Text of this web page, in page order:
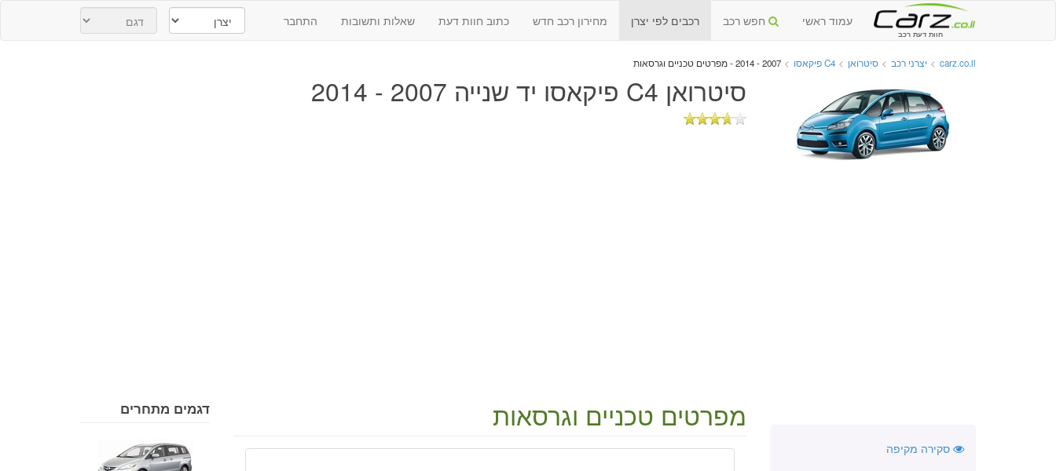
חוות דעת רכב
עמוד ראשי חפש רכב רכבים לפי יצרן מחירון רכב חדש כתוב חוות דעת שאלות ותשובות התחבר
carz.co.il
> יצרני רכב > סיטרואן > C4 פיקאסו > 2007 - 2014 - מפרטים טכניים וגרסאות
סיטרואן C4 פיקאסו יד שנייה 2007 - 2014
סקירה מקיפה
מפרטים טכניים וגרסאות דגמים מתחרים